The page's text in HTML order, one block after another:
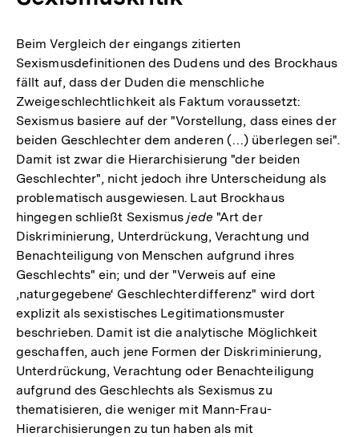
Beim Vergleich der eingangs zitierten
Sexismusdefinitionen des Dudens und des Brockhaus
fällt auf, dass der Duden die menschliche
Zweigeschlechtlichkeit als Faktum voraussetzt:
Sexismus basiere auf der "Vorstellung, dass eines der
beiden Geschlechter dem anderen (…) überlegen sei".
Damit ist zwar die Hierarchisierung "der beiden
Geschlechter", nicht jedoch ihre Unterscheidung als
problematisch ausgewiesen. Laut Brockhaus
hingegen schließt Sexismus jede "Art der
Diskriminierung, Unterdrückung, Verachtung und
Benachteiligung von Menschen aufgrund ihres
Geschlechts" ein; und der "Verweis auf eine
‚naturgegebene‘ Geschlechterdifferenz" wird dort
explizit als sexistisches Legitimationsmuster
beschrieben. Damit ist die analytische Möglichkeit
geschaffen, auch jene Formen der Diskriminierung,
Unterdrückung, Verachtung oder Benachteiligung
aufgrund des Geschlechts als Sexismus zu
thematisieren, die weniger mit Mann-Frau-
Hierarchisierungen zu tun haben als mit